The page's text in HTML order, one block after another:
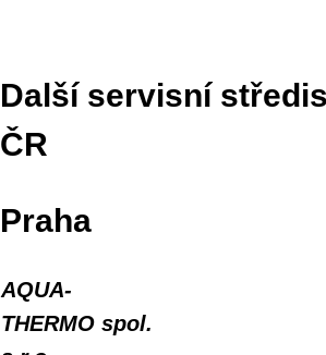
Další servisní
ČR
Praha
AQUA-
THERMO spol.